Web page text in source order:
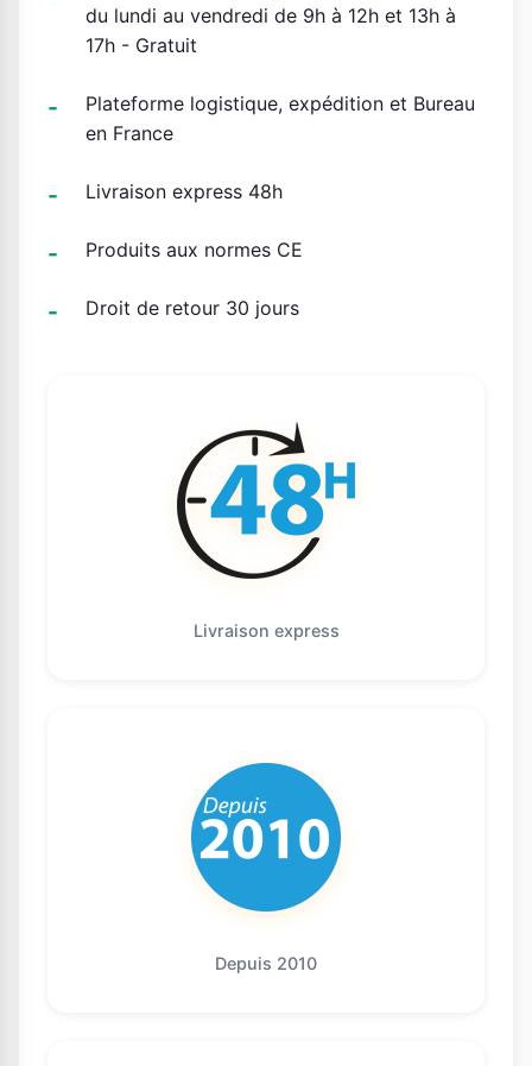
du lundi au vendredi de 9h à 12h et 13h à
17h - Gratuit
Plateforme logistique, expédition et Bureau
en France
Livraison express 48h
Produits aux normes CE
Droit de retour 30 jours
Livraison express
Depuis 2010